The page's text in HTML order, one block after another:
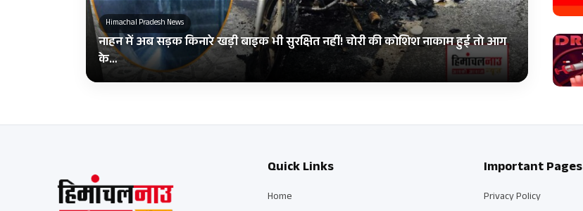
Himachal Pradesh News
नाहन में अब सड़क किनारे खड़ी बाइक भी सुरक्षित नहीं! चोरी की कोशिश नाकाम हुई तो आग
के…
Quick Links
Home
Important Pages
Privacy Policy